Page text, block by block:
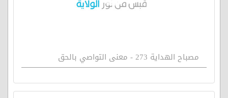
مصباح الهداية 273 - معنى التواصي بالحق